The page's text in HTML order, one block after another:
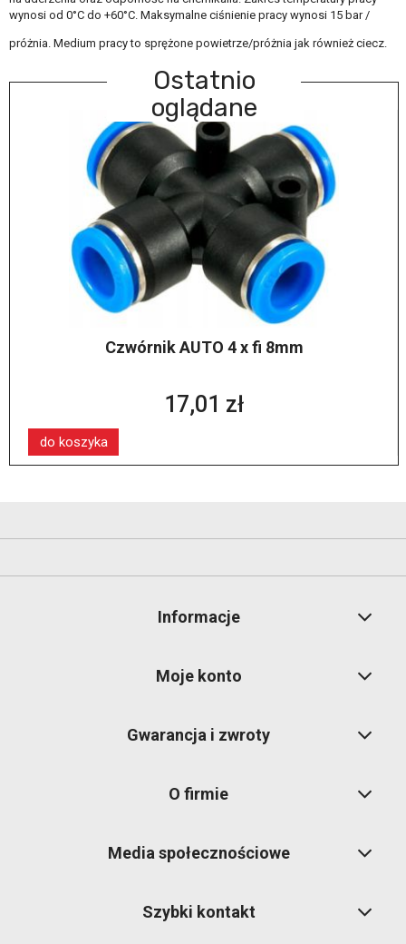
wynosi od 0°C do +60°C. Maksymalne ciśnienie pracy wynosi 15 bar /
próżnia. Medium pracy to sprężone powietrze/próżnia jak również ciecz.
Ostatnio
oglądane
Czwórnik AUTO 4 x fi 8mm
17,01 zł
do koszyka
Informacje
Moje konto
Gwarancja i zwroty
O firmie
Media społecznościowe
Szybki kontakt